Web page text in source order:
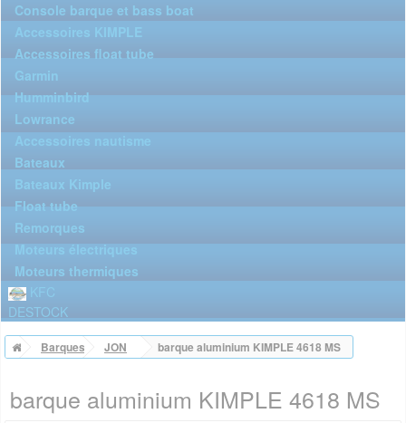
Console barque et bass boat
Accessoires KIMPLE
Accessoires float tube
Garmin
Humminbird
Lowrance
Accessoires nautisme
Bateaux
Bateaux Kimple
Float tube
Remorques
Moteurs électriques
Moteurs thermiques
KFC
DESTOCK
Barques JON barque aluminium KIMPLE 4618 MS
barque aluminium KIMPLE 4618 MS